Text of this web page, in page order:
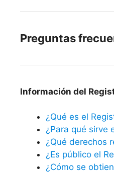
Preguntas
Información del
¿Qué es el
¿Para qué sirve
¿Qué derechos
¿Es público el
¿Cómo se